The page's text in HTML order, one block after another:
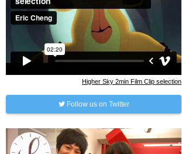
Higher Sky 2min Film Clip selection
Follow us on Twitter